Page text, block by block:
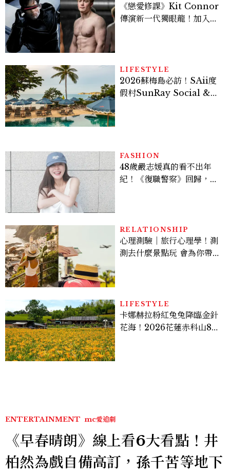
《戀愛修課》Kit Connor
傳演新一代獨眼龍！加入新
LIFESTYLE
2026蘇梅島必訪！SAii度
假村SunRay Social &
FASHION
48歲嚴志媛真的看不出年
紀！《復職警察》回歸，5
RELATIONSHIP
心理測驗｜旅行心理學！測
測去什麼景點玩 會為你帶來
LIFESTYLE
卡娜赫拉粉紅兔兔降臨金針
花海！2026花蓮赤科山8月
ENTERTAINMENT mc愛追劇
《早春晴朗》線上看6大看點！井
柏然為戲自備高訂，孫千苦等地下